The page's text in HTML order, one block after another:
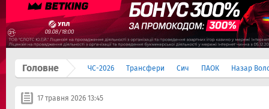
Головне ЧС-2026 Трансфери Сич ПАОК Назар
17 травня 2026 13:45